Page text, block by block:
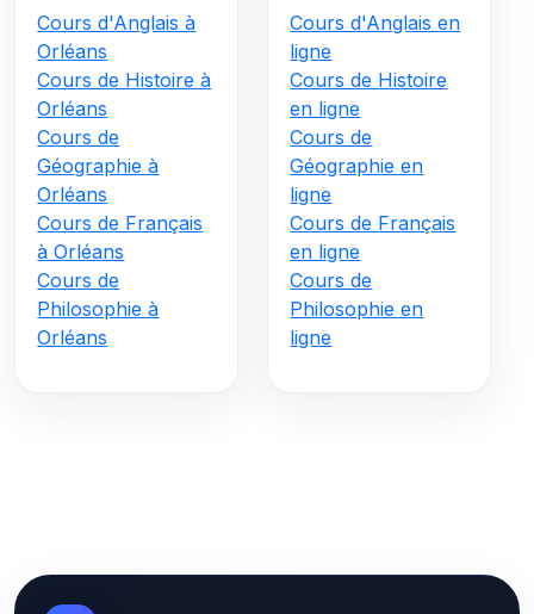
Cours d'Anglais à
Orléans
Cours de Histoire à
Orléans
Cours de
Géographie à
Orléans
Cours de Français
à Orléans
Cours de
Philosophie à
Orléans
Cours d'Anglais en
ligne
Cours de Histoire
en ligne
Cours de
Géographie en
ligne
Cours de Français
en ligne
Cours de
Philosophie en
ligne